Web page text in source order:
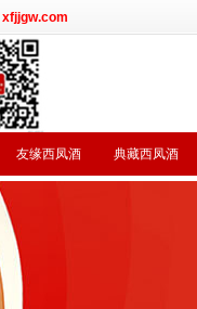
xfjjgw.com
友缘西凤酒 典藏西凤酒